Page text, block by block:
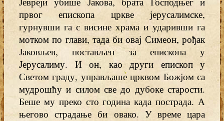
првог епископа цркве јерусалимске,
гурнувши га с висине храма и ударивши га
мотком по глави, тада би овај Симеон, рођак
Јаковљев, постављен за епископа у
Јерусалиму. И он, као други епископ у
Светом граду, управљаше црквом Божјом са
мудрошћу и силом све до дубоке старости.
Беше му преко сто година када пострада. А
његово страдање би овако. У време цара